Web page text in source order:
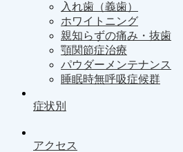
入れ歯（義歯）
ホワイトニング
親知らずの痛み・抜歯
顎関節症治療
パウダーメンテナンス
睡眠時無呼吸症候群
症状別
アクセス